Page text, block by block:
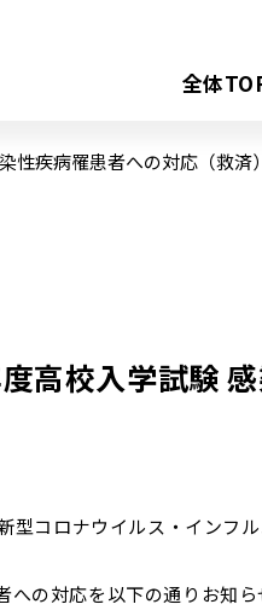
全体
性疾病罹患者への対応（救済
高校入学試験
型コロナウイルス・インフ
の対応を以下の通りお知ら